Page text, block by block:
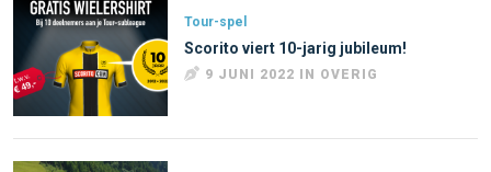
Tour-spel
Scorito viert 10-jarig jubileum!
9 JUNI 2022 IN OVERIG